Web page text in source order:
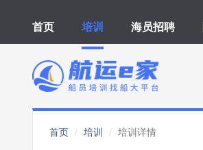
首页 培训 海员招聘
首页 培训 培训详情